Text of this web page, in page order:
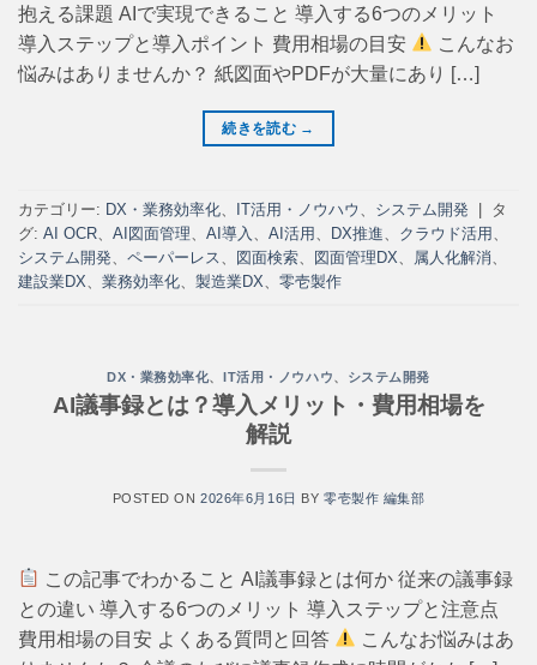
抱える課題 AIで実現できること 導入する6つのメリット
導入ステップと導入ポイント 費用相場の目安
こんなお
悩みはありませんか？ 紙図面やPDFが大量にあり […]
続きを読む →
カテゴリー: DX・業務効率化、 IT活用・ノウハウ 、 システム開発
タ
グ: AI OCR、 AI図面管理、 AI導入 、 AI活用 、 DX推進、 クラウド活用 、
システム開発、 ペーパーレス、 図面検索、 図面管理DX、 属人化解消、
建設業DX、 業務効率化、 製造業DX、 零壱製作
DX・業務効率化、IT活用・ノウハウ、 システム開発
AI議事録とは？導入メリット・費用相場を
解説
POSTED ON2026年6月16日 BY 零壱製作 編集部
この記事でわかること AI議事録とは何か 従来の議事録
との違い 導入する6つのメリット 導入ステップと注意点
費用相場の目安 よくある質問と回答
こんなお悩みはあ